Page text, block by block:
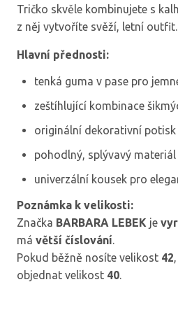
Tričko skvěle kombinujete s
z něj vytvoříte svěží, letní outfit.
Hlavní přednosti:
tenká guma v pase pro
zeštíhlující kombinace
originální dekorativní potisk
pohodlný, splývavý materiál
univerzální kousek pro
Poznámka k velikosti:
Značka BARBARA LEBEK je
má větší číslování.
Pokud běžně nosíte velikost 42
objednat velikost 40.